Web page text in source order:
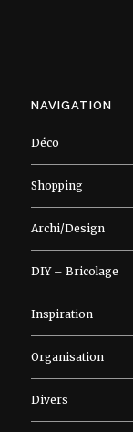
NAVIGATION
Déco
Shopping
Archi/Design
DIY – Bricolage
Inspiration
Organisation
Divers